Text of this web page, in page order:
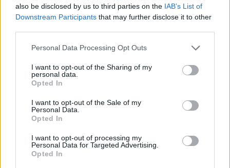
also be disclosed by us to third parties on the IAB’s List of
Downstream Participants that may further disclose it to other
Please note that this website/app uses one or more Google
not limited to your visit or usage behaviour. You may click to
grant or deny consent to Google and its third-party tags to
use your data for below specified purposes in below Google
consent section.
Personal Data Processing Opt Outs
I want to opt-out of the Sharing of my
personal data.
Opted In
I want to opt-out of the Sale of my
Personal Data.
Opted In
I want to opt-out of processing my
Personal Data for Targeted Advertising.
Opted In
BlinkFestivalen 2026: i campioni dello sci di fondo e
biathlon in gara dal 5 al 8 agosto
Marco Tessari · 4 Ago 2026
SCI DI FONDO